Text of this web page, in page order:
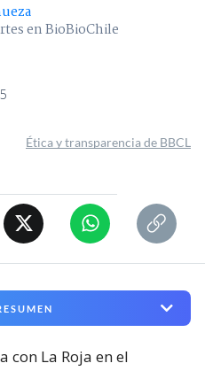
en BioBioChile
Ética y transparencia de BBCL
con La Roja en el